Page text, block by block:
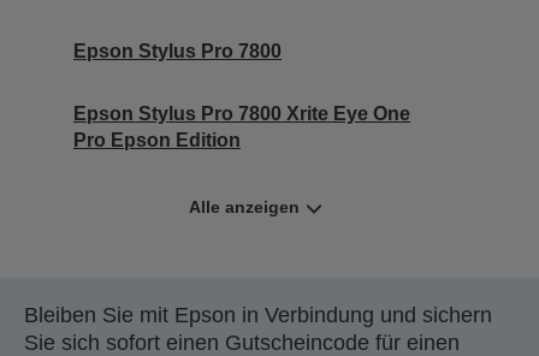
Epson Stylus Pro 7800
Epson Stylus Pro 7800 Xrite Eye One
Pro Epson Edition
Alle anzeigen
Bleiben Sie mit Epson in Verbindung und sichern
Sie sich sofort einen Gutscheincode für einen